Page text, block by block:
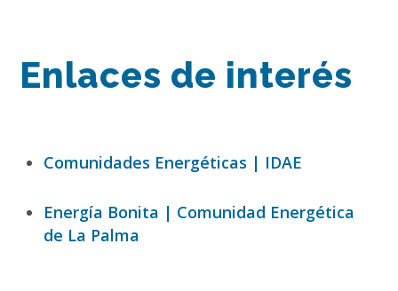
Enlaces de interés
Comunidades Energéticas | IDAE
Energía Bonita | Comunidad Energética
de La Palma